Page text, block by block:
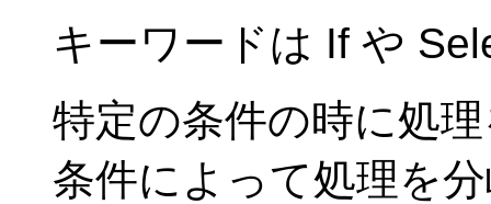
キーワードは If や
特定の条件の時に処
条件によって処理を